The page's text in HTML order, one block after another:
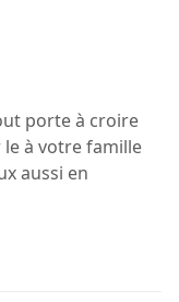
porte à croire
à votre famille
aussi en